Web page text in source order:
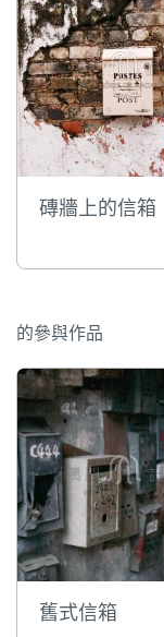
磚牆上的信箱
的參與作品
舊式信箱